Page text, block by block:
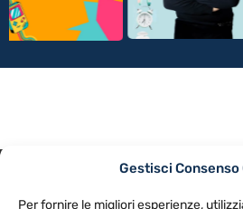
Gestisci Consenso
Per fornire le migliori esperienze,